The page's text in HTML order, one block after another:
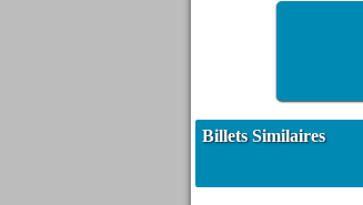
Billets Similaires